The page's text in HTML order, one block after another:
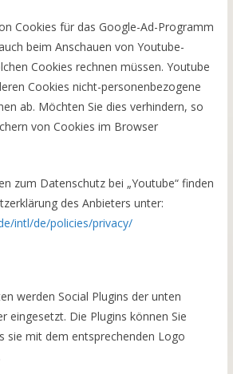
Cookies für das Google-Ad-Programm
beim Anschauen von Youtube-
Cookies rechnen müssen. Youtube
Cookies nicht-personenbezogene
ab. Möchten Sie dies verhindern, so
von Cookies im Browser
zum Datenschutz bei „Youtube“ finden
des Anbieters unter:
intl/de/policies/privacy/
werden Social Plugins der unten
eingesetzt. Die Plugins können Sie
sie mit dem entsprechenden Logo